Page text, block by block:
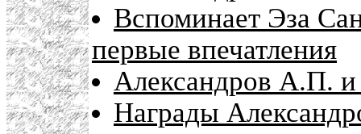
Вспоминает Эза
первые впечатления
Александров А.П. и
Награды